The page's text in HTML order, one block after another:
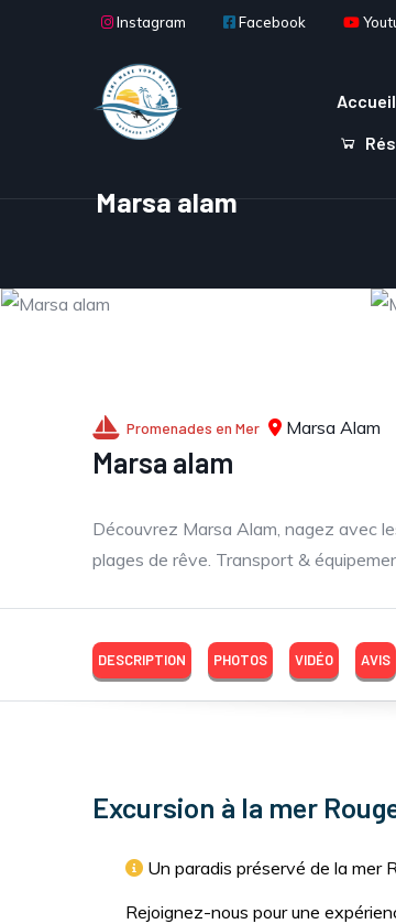
Aller au contenu principal
Instagram Facebook
Main
Accueil
Marsa alam
Promenades en Mer Marsa Alam
Marsa alam
Découvrez Marsa Alam, nagez avec
plages de rêve. Transport &
DESCRIPTION PHOTOS VIDÉO AVIS
Excursion à la mer
Un paradis préservé de la mer
Rejoignez-nous pour une